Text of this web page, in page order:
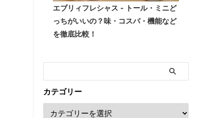
エブリィフレシャス - トール・ミニど
っちがいいの？味・コスパ・機能など
を徹底比較！
カテゴリー